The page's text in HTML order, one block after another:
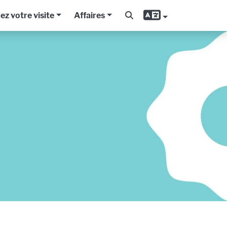
votre visite Affaires